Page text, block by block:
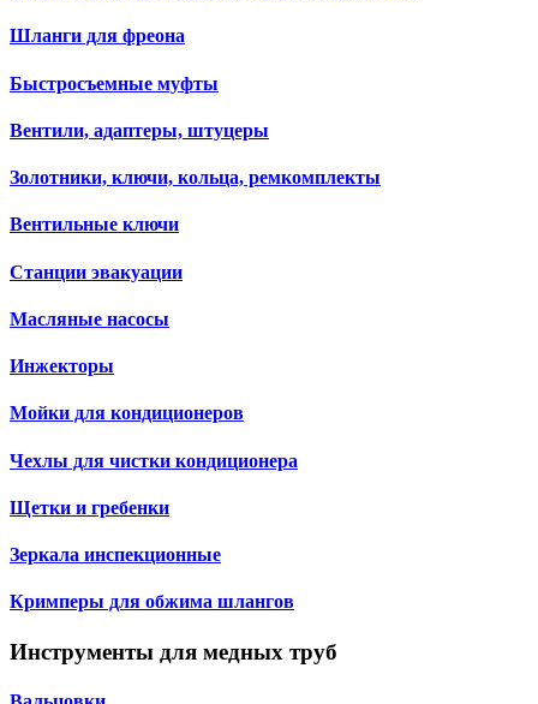
Шланги для фреона
Быстросъемные муфты
Вентили, адаптеры, штуцеры
Золотники, ключи, кольца, ремкомплекты
Вентильные ключи
Станции эвакуации
Масляные насосы
Инжекторы
Мойки для кондиционеров
Чехлы для чистки кондиционера
Щетки и гребенки
Зеркала инспекционные
Кримперы для обжима шлангов
Инструменты для медных труб